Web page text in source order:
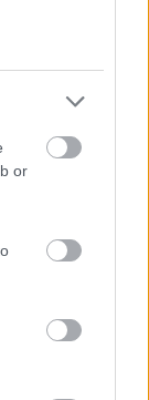
or
imparare... non
da
anche in